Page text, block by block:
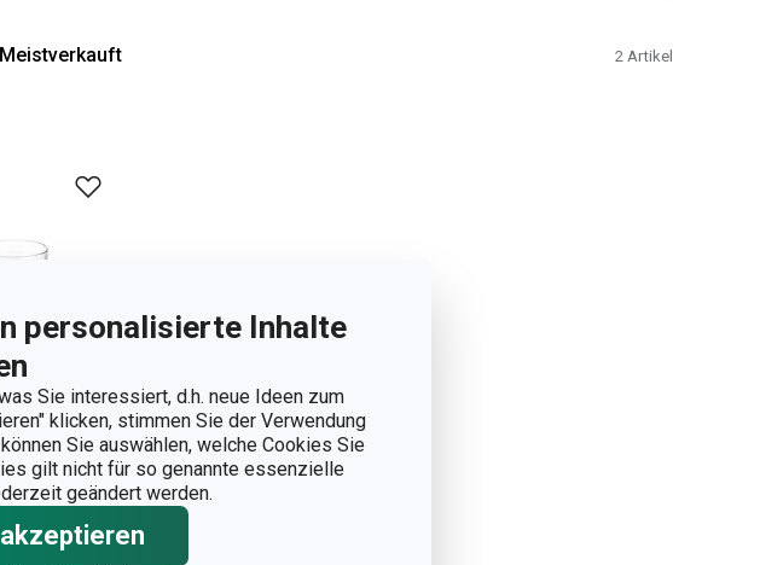
personalisierte Inhalte
Sie interessiert, d.h. neue Ideen zum
klicken, stimmen Sie der Verwendung
Sie auswählen, welche Cookies Sie
gilt nicht für so genannte essenzielle
geändert werden.
Meistverkauft 2 Artikel
CREMA